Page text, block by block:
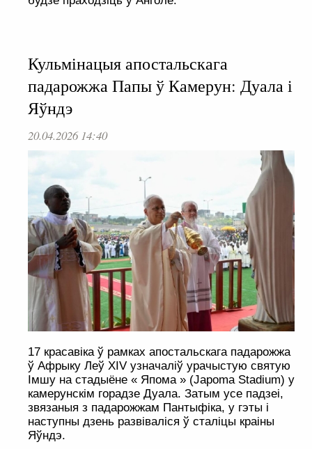
Кульмінацыя апостальскага
падарожжа Папы ў Камерун: Дуала і
Яўндэ
20.04.2026 14:40
17 красавіка ў рамках апостальскага падарожжа
ў Афрыку Леў XIV узначаліў урачыстую святую
Імшу на стадыёне « Япома » (Japoma Stadium) у
камерунскім горадзе Дуала. Затым усе падзеі,
звязаныя з падарожжам Пантыфіка, у гэты і
наступны дзень развіваліся ў сталіцы краіны
Яўндэ.